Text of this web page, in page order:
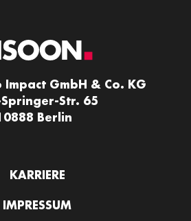
Impact GmbH & Co. KG
Str. 65
Berlin
KARRIERE
IMPRESSUM